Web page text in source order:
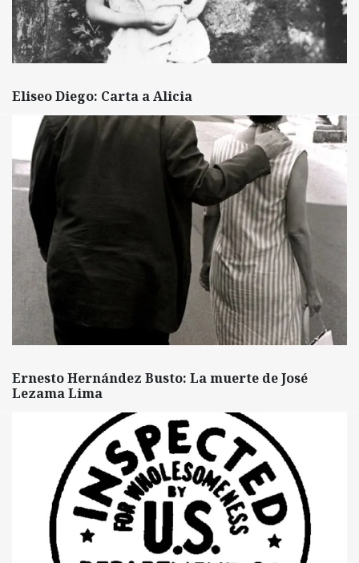
Eliseo Diego: Carta a Alicia
Ernesto Hernández Busto: La muerte de José
Lezama Lima